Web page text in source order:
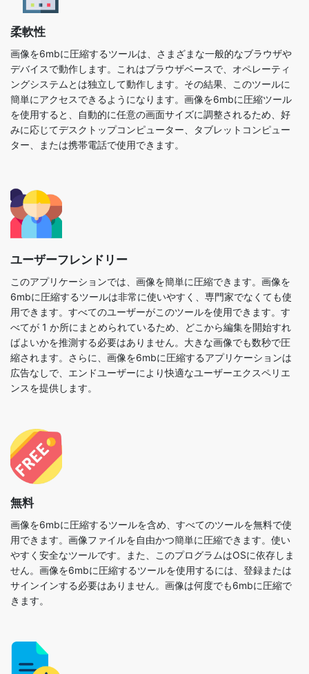
デバイスで動作します。これはブラウザベースで、オペレーティ
ングシステムとは独立して動作します。その結果、このツールに
を使用すると、自動的に任意の画面サイズに調整されるため、好
みに応じてデスクトップコンピューター、タブレットコンピュー
ター、または携帯電話で使用できます。
ユーザーフレンドリー
このアプリケーションでは、画像を簡単に圧縮できます。画像を
6mbに圧縮するツールは非常に使いやすく、専門家でなくても使
用できます。すべてのユーザーがこのツールを使用できます。す
ばよいかを推測する必要はありません。大きな画像でも数秒で圧
縮されます。さらに、画像を6mbに圧縮するアプリケーションは
広告なしで、エンドユーザーにより快適なユーザーエクスペリエ
ンスを提供します。
無料
画像を6mbに圧縮するツールを含め、すべてのツールを無料で使
用できます。画像ファイルを自由かつ簡単に圧縮できます。使い
やすく安全なツールです。また、このプログラムはOSに依存しま
サインインする必要はありません。画像は何度でも6mbに圧縮で
きます。
追加ダウンロードなし